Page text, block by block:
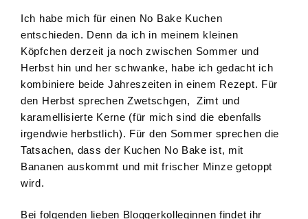
Ich habe mich für einen No Bake Kuchen
entschieden. Denn da ich in meinem kleinen
Köpfchen derzeit ja noch zwischen Sommer und
Herbst hin und her schwanke, habe ich gedacht ich
kombiniere beide Jahreszeiten in einem Rezept. Für
den Herbst sprechen Zwetschgen, Zimt und
karamellisierte Kerne (für mich sind die ebenfalls
irgendwie herbstlich). Für den Sommer sprechen die
Tatsachen, dass der Kuchen No Bake ist, mit
Bananen auskommt und mit frischer Minze getoppt
wird.
Bei folgenden lieben Bloggerkolleginnen findet ihr